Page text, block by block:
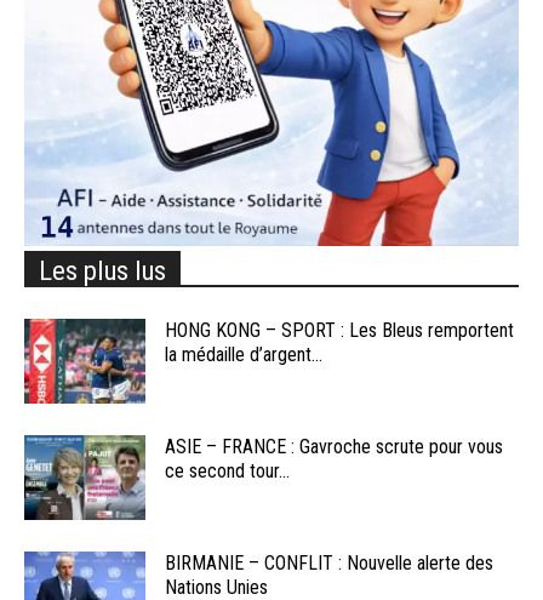
Les plus lus
HONG KONG – SPORT : Les Bleus remportent
la médaille d’argent...
ASIE – FRANCE : Gavroche scrute pour vous
ce second tour...
BIRMANIE – CONFLIT : Nouvelle alerte des
Nations Unies